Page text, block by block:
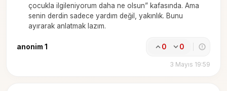
çocukla ilgileniyorum daha ne olsun” kafasında. Ama
senin derdin sadece yardım değil, yakınlık. Bunu
ayırarak anlatmak lazım.
anonim 1 0 0
3 Mayıs 19:59